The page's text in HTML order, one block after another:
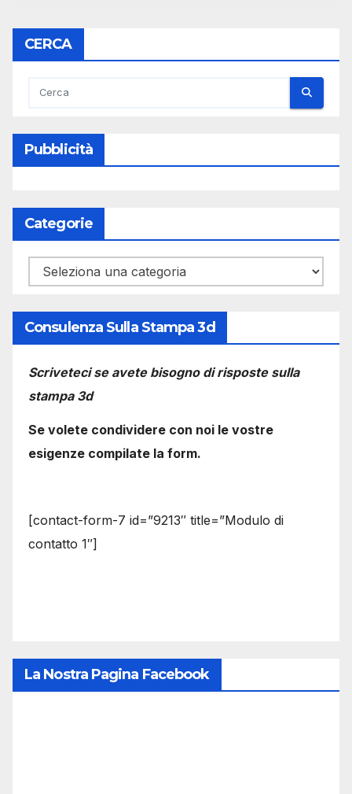
CERCA
Pubblicità
Categorie
Categorie
Consulenza Sulla Stampa 3d
Scriveteci se avete bisogno di risposte sulla
stampa 3d
Se volete condividere con noi le vostre
esigenze compilate la form.
[contact-form-7 id=”9213″ title=”Modulo di
contatto 1″]
La Nostra Pagina Facebook